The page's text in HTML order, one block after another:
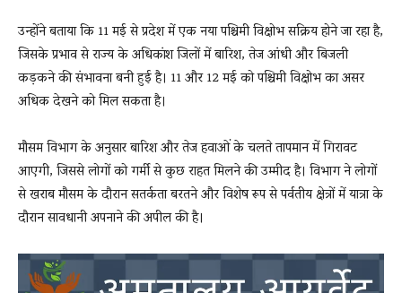
उन्होंने बताया कि 11 मई से प्रदेश में एक नया पश्चिमी विक्षोभ सक्रिय होने जा रहा है,
जिसके प्रभाव से राज्य के अधिकांश जिलों में बारिश, तेज आंधी और बिजली
कड़कने की संभावना बनी हुई है। 11 और 12 मई को पश्चिमी विक्षोभ का असर
अधिक देखने को मिल सकता है।
मौसम विभाग के अनुसार बारिश और तेज हवाओं के चलते तापमान में गिरावट
आएगी, जिससे लोगों को गर्मी से कुछ राहत मिलने की उम्मीद है। विभाग ने लोगों
से खराब मौसम के दौरान सतर्कता बरतने और विशेष रूप से पर्वतीय क्षेत्रों में यात्रा के
दौरान सावधानी अपनाने की अपील की है।